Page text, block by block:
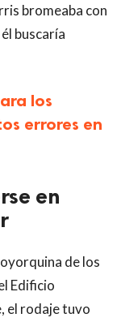
bromeaba con
buscaría
los
errores en
en
de los
Edificio
el rodaje tuvo